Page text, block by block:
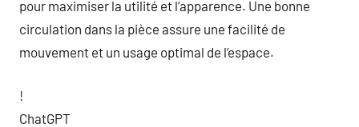
pour maximiser la utilité et l’apparence. Une bonne
circulation dans la pièce assure une facilité de
mouvement et un usage optimal de l’espace.
!
ChatGPT